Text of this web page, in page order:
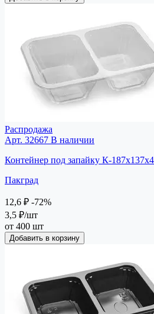
Распродажа
Арт. 32667 В наличии
Контейнер под запайку К-
Пакград
12,6 ₽ -72%
3,5 ₽/шт
от 400 шт
Добавить в корзину